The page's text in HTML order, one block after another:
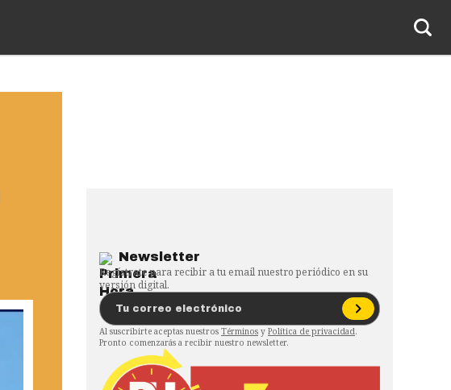
Newsletter
Regístrate para recibir a tu email nuestro periódico en su
versión digital.
Al suscribirte aceptas nuestros Términos y Política de privacidad.
Pronto comenzarás a recibir nuestro newsletter.